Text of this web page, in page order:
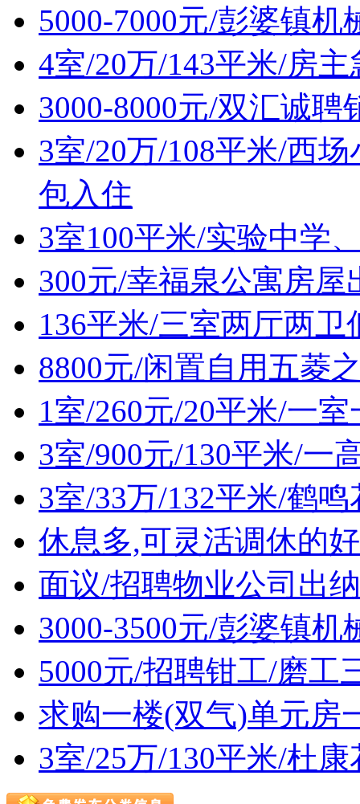
5000-7000元/彭婆镇
4室/20万/143平米/房
3000-8000元/双汇诚聘
3室/20万/108平米/西
包入住
3室100平米/实验中学
300元/幸福泉公寓房屋
136平米/三室两厅两卫
8800元/闲置自用五菱
1室/260元/20平米/一
3室/900元/130平米/一
3室/33万/132平米/鹤
休息多,可灵活调休的
面议/招聘物业公司出纳
3000-3500元/彭婆镇
5000元/招聘钳工/磨工
求购一楼(双气)单元房
3室/25万/130平米/杜